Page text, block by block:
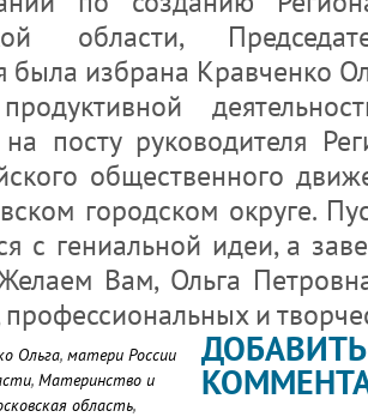
области,
была избрана Кравченко
посту руководителя
общественного
городском округе.
с гениальной идеи, а
Вам, Ольга
и
Ольга, матери России
, Материнство и
область,
ДОБАВИТЬ